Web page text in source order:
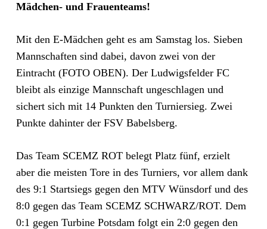
Mädchen- und Frauenteams!
Mit den E-Mädchen geht es am Samstag los. Sieben
Mannschaften sind dabei, davon zwei von der
Eintracht (FOTO OBEN). Der Ludwigsfelder FC
bleibt als einzige Mannschaft ungeschlagen und
sichert sich mit 14 Punkten den Turniersieg. Zwei
Punkte dahinter der FSV Babelsberg.
Das Team SCEMZ ROT belegt Platz fünf, erzielt
aber die meisten Tore in des Turniers, vor allem dank
des 9:1 Startsiegs gegen den MTV Wünsdorf und des
8:0 gegen das Team SCEMZ SCHWARZ/ROT. Dem
0:1 gegen Turbine Potsdam folgt ein 2:0 gegen den